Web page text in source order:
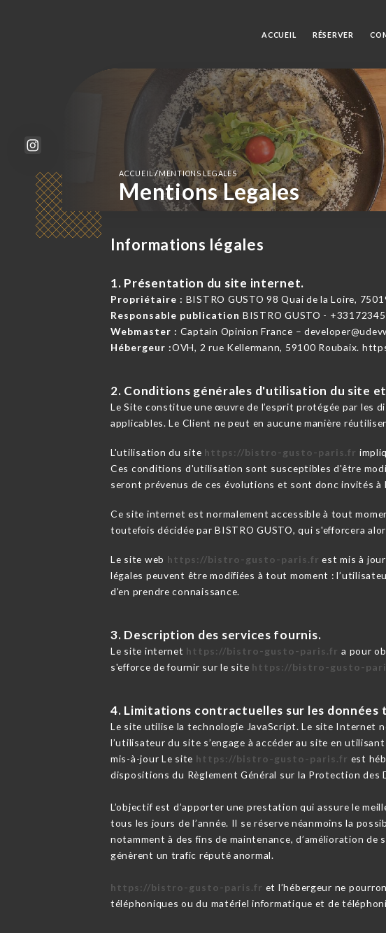
ACCUEIL RÉSERVER
ACCUEIL/MENTIONS LEGALES
Mentions Legales
Informations légales
1. Présentation du site internet.
Propriétaire : BISTRO GUSTO 98 Quai de la Loire,
Responsable publication BISTRO GUSTO -
Webmaster : Captain Opinion France –
Hébergeur :OVH, 2 rue Kellermann, 59100 Roubaix.
2. Conditions générales d'utilisation du site
Le Site constitue une œuvre de l’esprit protégée par les
applicables. Le Client ne peut en aucune manière
L'utilisation du site https://bistro-gusto-paris.fr
Ces conditions d'utilisation sont susceptibles d'être
seront prévenus de ces évolutions et sont donc invités à
Ce site internet est normalement accessible à tout
toutefois décidée par BISTRO GUSTO, qui s'efforcera
Le site web https://bistro-gusto-paris.fr est mis à
légales peuvent être modifiées à tout moment :
d'en prendre connaissance.
3. Description des services fournis.
Le site internet https://bistro-gusto-paris.fr a pour
s'efforce de fournir sur le site https://bistro-gusto-
4. Limitations contractuelles sur les données
Le site utilise la technologie JavaScript. Le site Internet
l’utilisateur du site s’engage à accéder au site en
mis-à-jour Le site https://bistro-gusto-paris.fr est
dispositions du Règlement Général sur la Protection des
L’objectif est d’apporter une prestation qui assure le
tous les jours de l’année. Il se réserve néanmoins la
notamment à des fins de maintenance, d’amélioration
génèrent un trafic réputé anormal.
https://bistro-gusto-paris.fr et l’hébergeur ne
téléphoniques ou du matériel informatique et de